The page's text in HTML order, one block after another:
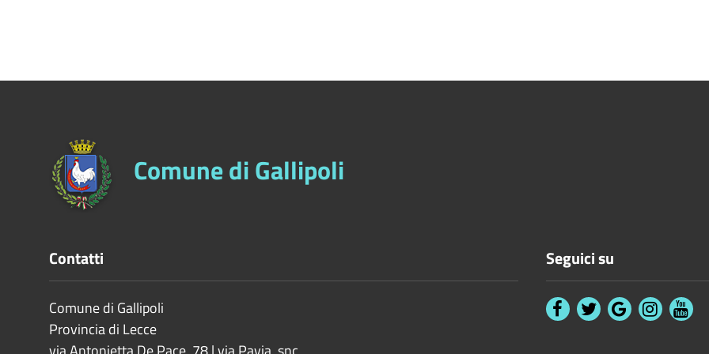
Comune di Gallipoli
Contatti
Comune di Gallipoli
Provincia di Lecce
Seguici su